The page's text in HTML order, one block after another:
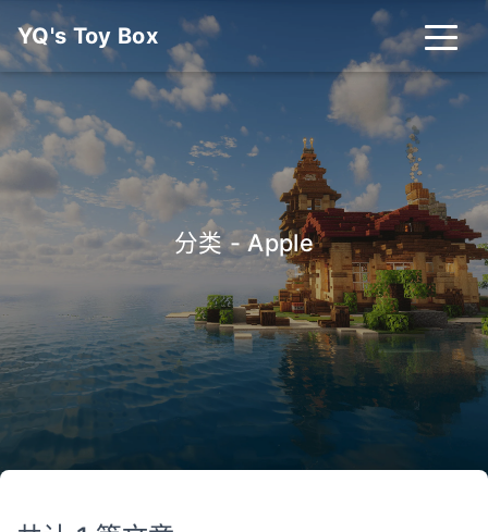
YQ's Toy Box
首页 分类 标签
友链 关于 搜索
关灯
分类 - Apple